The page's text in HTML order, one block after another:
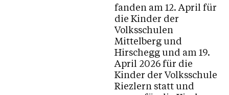
fanden am 12. April für
die Kinder der
Volksschulen
Mittelberg und
Hirschegg und am 19.
April 2026 für die
Kinder der Volksschule
Riezlern statt und